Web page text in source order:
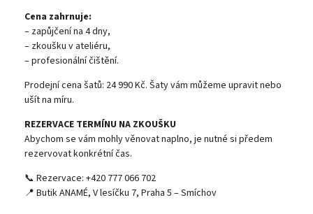
Cena zahrnuje:
– zapůjčení na 4 dny,
– zkoušku v ateliéru,
– profesionální čištění.
Prodejní cena šatů: 24 990 Kč. Šaty vám můžeme upravit nebo
ušít na míru.
REZERVACE TERMÍNU NA ZKOUŠKU
Abychom se vám mohly věnovat naplno, je nutné si předem
rezervovat konkrétní čas.
📞 Rezervace: +420 777 066 702
📍 Butik ANAMÉ, V lesíčku 7, Praha 5 – Smíchov